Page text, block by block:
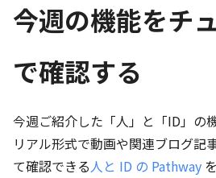
今週の機能をチ
で確認する
今週ご紹介した「人」と「ID」の
リアル形式で動画や関連ブログ記
て確認できる人と ID の Pathway